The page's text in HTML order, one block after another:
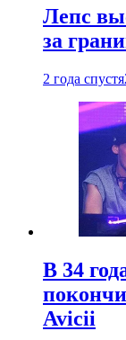
Лепс
за
2 года спустя
В 34
Avicii